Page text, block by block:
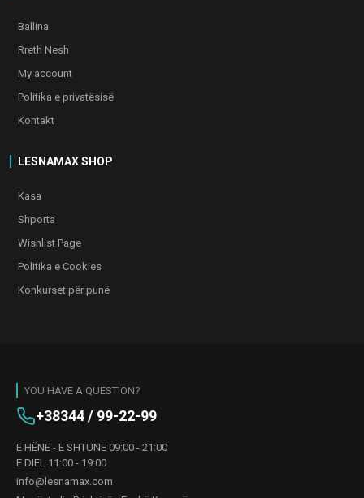
Ballina
Rreth Nesh
My account
Politika e privatësisë
Kontakt
LESNAMAX SHOP
Kasa
Shporta
Wishlist Page
Politika e Cookies
Konkurset për punë
YOU HAVE A QUESTION?
+38344 / 99-22-99
E HËNE - E SHTUNE 09:00 - 21:00
E DIEL 11:00 - 19:00
info@lesnamax.com